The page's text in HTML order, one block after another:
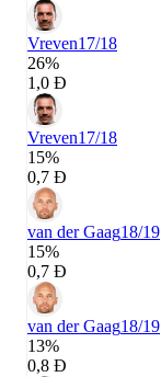
Vreven17/18
26%
1,0 Đ
Vreven17/18
15%
0,7 Đ
van der Gaag18/19
15%
0,7 Đ
van der Gaag18/19
13%
0,8 Đ